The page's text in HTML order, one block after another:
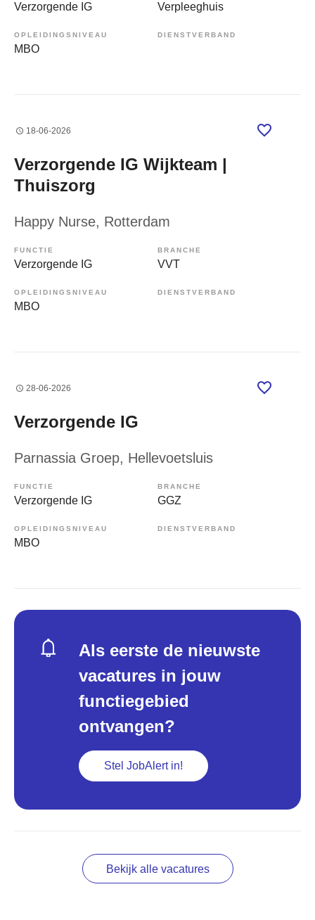
Verzorgende IG Verpleeghuis
OPLEIDINGSNIVEAU
MBO
DIENSTVERBAND
18-06-2026
Verzorgende IG Wijkteam |
Thuiszorg
Happy Nurse, Rotterdam
FUNCTIE
Verzorgende IG
BRANCHE
VVT
OPLEIDINGSNIVEAU
MBO
DIENSTVERBAND
28-06-2026
Verzorgende IG
Parnassia Groep, Hellevoetsluis
FUNCTIE
Verzorgende IG
BRANCHE
GGZ
OPLEIDINGSNIVEAU
MBO
DIENSTVERBAND
Als eerste de nieuwste
vacatures in jouw
functiegebied
ontvangen?
Stel JobAlert in!
Bekijk alle vacatures